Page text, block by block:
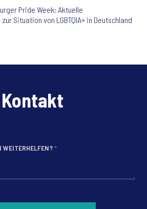
Pride Week: Aktuelle
Situation von LGBTQIA+ in Deutschland
Kontakt
WEITERHELFEN?*